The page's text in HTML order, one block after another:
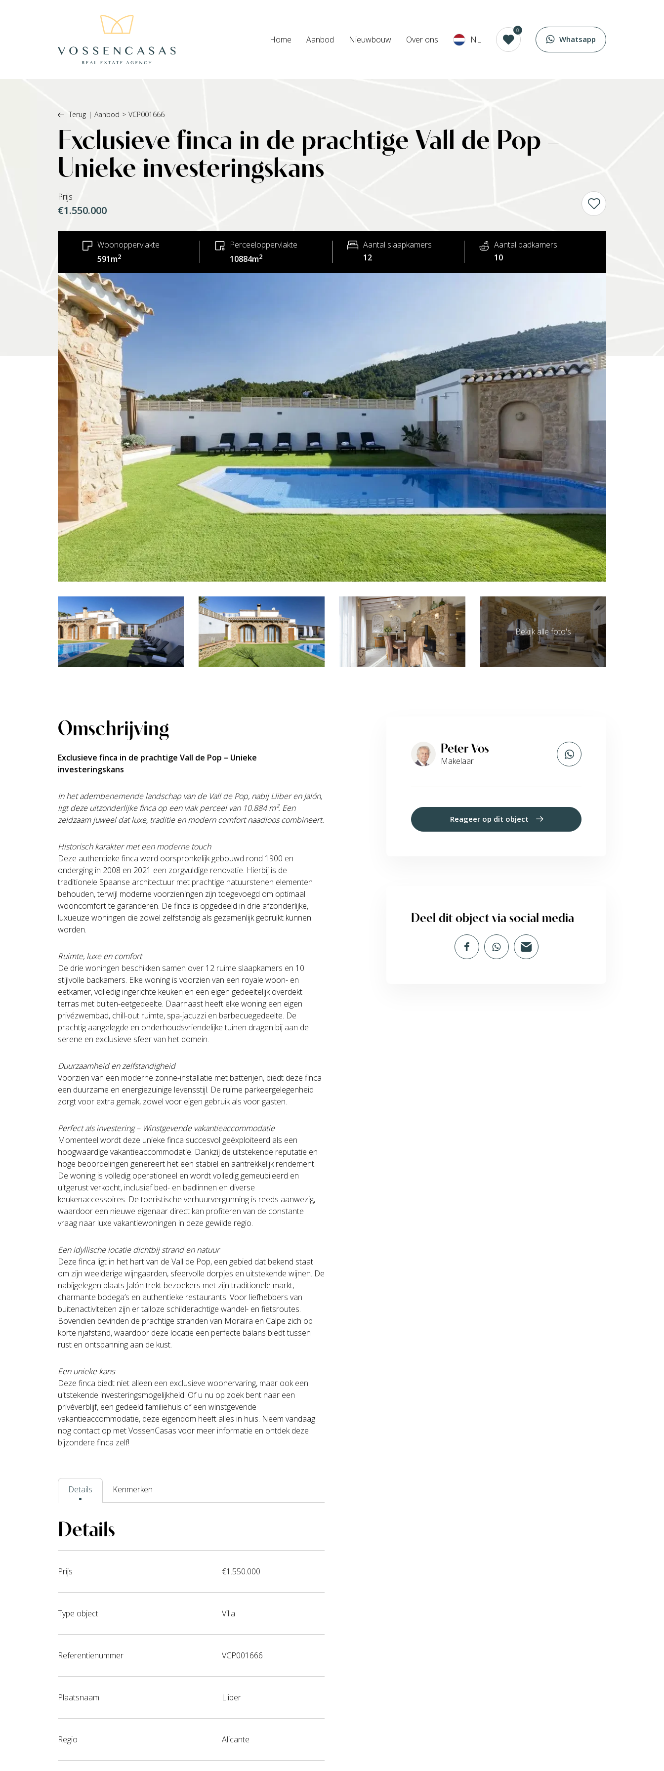
Home Aanbod Nieuwbouw Over ons NL
0
Whatsapp
Terug | Aanbod > VCP001666
Exclusieve finca in de prachtige Vall de Pop –
Unieke investeringskans
Prijs
€1.550.000
Woonoppervlakte
591m2
Perceeloppervlakte
10884m2
Aantal slaapkamers
12
Aantal badkamers
10
Bekijk alle foto's
Omschrijving
Exclusieve finca in de prachtige Vall de Pop – Unieke
investeringskans
In het adembenemende landschap van de Vall de Pop, nabij Lliber en Jalón,
ligt deze uitzonderlijke finca op een vlak perceel van 10.884 m². Een
zeldzaam juweel dat luxe, traditie en modern comfort naadloos combineert.
Historisch karakter met een moderne touch
Deze authentieke finca werd oorspronkelijk gebouwd rond 1900 en
onderging in 2008 en 2021 een zorgvuldige renovatie. Hierbij is de
traditionele Spaanse architectuur met prachtige natuurstenen elementen
behouden, terwijl moderne voorzieningen zijn toegevoegd om optimaal
wooncomfort te garanderen. De finca is opgedeeld in drie afzonderlijke,
luxueuze woningen die zowel zelfstandig als gezamenlijk gebruikt kunnen
worden.
Ruimte, luxe en comfort
De drie woningen beschikken samen over 12 ruime slaapkamers en 10
stijlvolle badkamers. Elke woning is voorzien van een royale woon- en
eetkamer, volledig ingerichte keuken en een eigen gedeeltelijk overdekt
terras met buiten-eetgedeelte. Daarnaast heeft elke woning een eigen
privézwembad, chill-out ruimte, spa-jacuzzi en barbecuegedeelte. De
prachtig aangelegde en onderhoudsvriendelijke tuinen dragen bij aan de
serene en exclusieve sfeer van het domein.
Duurzaamheid en zelfstandigheid
Voorzien van een moderne zonne-installatie met batterijen, biedt deze finca
een duurzame en energiezuinige levensstijl. De ruime parkeergelegenheid
zorgt voor extra gemak, zowel voor eigen gebruik als voor gasten.
Perfect als investering – Winstgevende vakantieaccommodatie
Momenteel wordt deze unieke finca succesvol geëxploiteerd als een
hoogwaardige vakantieaccommodatie. Dankzij de uitstekende reputatie en
hoge beoordelingen genereert het een stabiel en aantrekkelijk rendement.
De woning is volledig operationeel en wordt volledig gemeubileerd en
uitgerust verkocht, inclusief bed- en badlinnen en diverse
keukenaccessoires. De toeristische verhuurvergunning is reeds aanwezig,
waardoor een nieuwe eigenaar direct kan profiteren van de constante
vraag naar luxe vakantiewoningen in deze gewilde regio.
Een idyllische locatie dichtbij strand en natuur
Deze finca ligt in het hart van de Vall de Pop, een gebied dat bekend staat
om zijn weelderige wijngaarden, sfeervolle dorpjes en uitstekende wijnen. De
nabijgelegen plaats Jalón trekt bezoekers met zijn traditionele markt,
charmante bodega’s en authentieke restaurants. Voor liefhebbers van
buitenactiviteiten zijn er talloze schilderachtige wandel- en fietsroutes.
Bovendien bevinden de prachtige stranden van Moraira en Calpe zich op
korte rijafstand, waardoor deze locatie een perfecte balans biedt tussen
rust en ontspanning aan de kust.
Een unieke kans
Deze finca biedt niet alleen een exclusieve woonervaring, maar ook een
uitstekende investeringsmogelijkheid. Of u nu op zoek bent naar een
privéverblijf, een gedeeld familiehuis of een winstgevende
vakantieaccommodatie, deze eigendom heeft alles in huis. Neem vandaag
nog contact op met VossenCasas voor meer informatie en ontdek deze
bijzondere finca zelf!
Details Kenmerken
Details
Prijs €1.550.000
Type object Villa
Referentienummer VCP001666
Plaatsnaam Lliber
Regio Alicante
Peter Vos
Makelaar
Reageer op dit object
Deel dit object via social media